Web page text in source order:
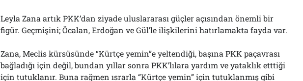
Leyla Zana artık PKK’dan ziyade uluslararası güçler açısından önemli bir
figür. Geçmişini; Öcalan, Erdoğan ve Gül’le ilişkilerini hatırlamakta fayda var.
Zana, Meclis kürsüsünde “Kürtçe yemin”e yeltendiği, başına PKK paçavrası
bağladığı için değil, bundan yıllar sonra PKK’lılara yardım ve yataklık etttiği
için tutuklanır. Buna rağmen ısrarla “Kürtçe yemin” için tutuklanmış gibi